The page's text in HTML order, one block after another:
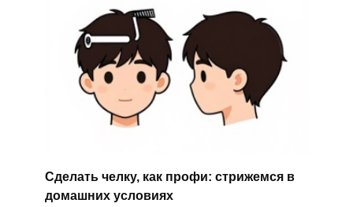
Сделать челку, как профи: стрижемся в
домашних условиях